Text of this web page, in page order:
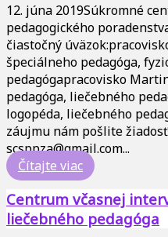
12. júna 2019Súkromné
pedagogického
čiastočný
špeciálneho pedagóga,
pedagógapracovisko
pedagóga, liečebného
logopéda, liečebného
záujmu nám pošlite
scsppza@gmail.com...
Čítajte viac
Centrum včasnej
liečebného pedagóga